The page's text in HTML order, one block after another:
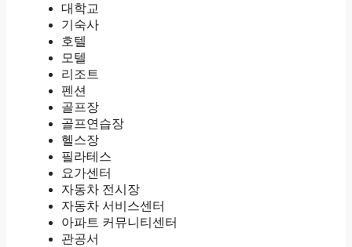
대학교
기숙사
호텔
모텔
리조트
펜션
골프장
골프연습장
헬스장
필라테스
요가센터
자동차 전시장
자동차 서비스센터
아파트 커뮤니티센터
관공서